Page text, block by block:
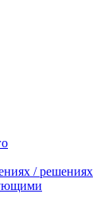
/ решениях